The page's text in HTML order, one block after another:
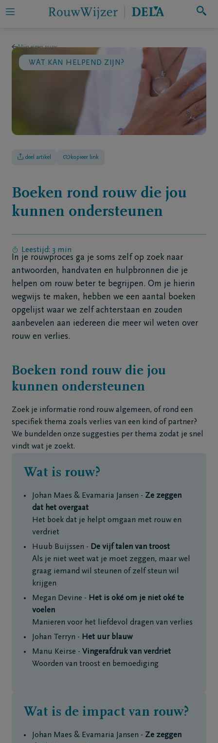
Mijn
in
ondersteunen
Hulp
bij
rouw
Contact
NL
Zoeken
Mijn eigen rouw
WAT KAN HELPEND ZIJN?
deel artikel kopieer link
Boeken rond rouw die jou
kunnen ondersteunen
Leestijd: 3 min
In je rouwproces ga je soms zelf op zoek naar
antwoorden, handvaten en hulpbronnen die je
helpen om rouw beter te begrijpen. Om je hierin
wegwijs te maken, hebben we een aantal boeken
opgelijst waar we zelf achterstaan en zouden
aanbevelen aan iedereen die meer wil weten over
rouw en verlies.
Boeken rond rouw die jou
kunnen ondersteunen
Zoek je informatie rond rouw algemeen, of rond een
specifiek thema zoals verlies van een kind of partner?
We bundelden onze suggesties per thema zodat je snel
vindt wat je zoekt.
Wat is rouw?
Johan Maes & Evamaria Jansen - Ze zeggen
dat het overgaat
Het boek dat je helpt omgaan met rouw en
verdriet
Huub Buijssen - De vijf talen van troost
Als je niet weet wat je moet zeggen, maar wel
graag iemand wil steunen of zelf steun wil
krijgen
Megan Devine - Het is oké om je niet oké te
voelen
Manieren voor het liefdevol dragen van verlies
Johan Terryn - Het uur blauw
Manu Keirse - Vingerafdruk van verdriet
Woorden van troost en bemoediging
Wat is de impact van rouw?
Johan Maes & Evamaria Jansen - Ze zeggen